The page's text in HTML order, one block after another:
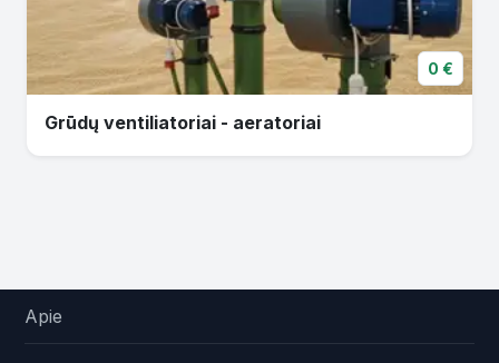
0 €
Grūdų ventiliatoriai - aeratoriai
Apie